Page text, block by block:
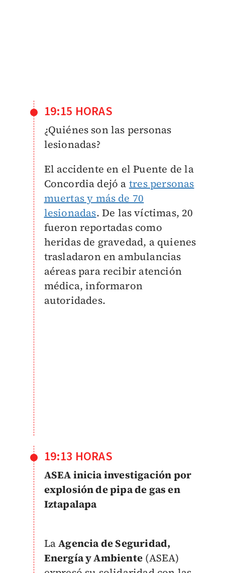
19:15 HORAS
¿Quiénes son las personas
lesionadas?
El accidente en el Puente de la
Concordia dejó a tres personas
muertas y más de 70
lesionadas. De las víctimas, 20
fueron reportadas como
heridas de gravedad, a quienes
trasladaron en ambulancias
aéreas para recibir atención
médica, informaron
autoridades.
19:13 HORAS
ASEA inicia investigación por
explosión de pipa de gas en
Iztapalapa
LaAgencia de Seguridad,
Energía y Ambiente (ASEA)